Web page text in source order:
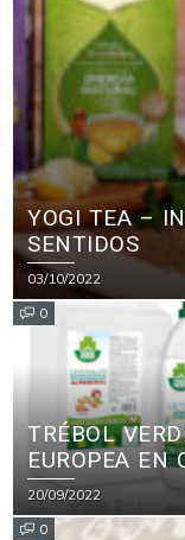
YOGI TEA –
SENTIDOS
03/10/2022
0
TRÉBOL
EUROPEA EN
PRINCIPALES
PARA
20/09/2022
0